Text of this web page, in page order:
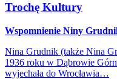
Trochę Kultury
Wspomnienie Niny
Nina Grudnik (także Nina
1936 roku w Dąbrowie
wyjechała do Wrocławia…